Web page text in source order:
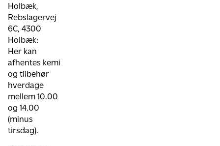
Holbæk,
Rebslagervej
6C, 4300
Holbæk:
Her kan
afhentes kemi
og tilbehør
hverdage
mellem 10.00
og 14.00
(minus
tirsdag).